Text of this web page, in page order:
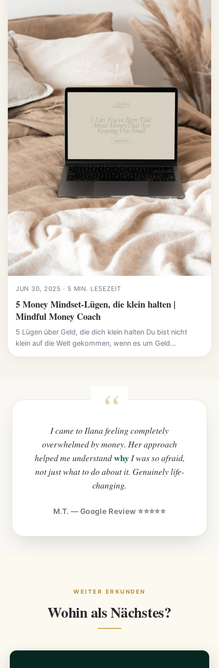
JUN 30, 2025 · 5 MIN. LESEZEIT
5 Money Mindset-Lügen, die klein halten |
Mindful Money Coach
5 Lügen über Geld, die dich klein halten Du bist nicht
klein auf die Welt gekommen, wenn es um Geld...
I came to Ilana feeling completely
overwhelmed by money. Her approach
helped me understandwhyI was so afraid,
not just what to do about it. Genuinely life-
changing.
M.T. — Google Review ⭐⭐⭐⭐⭐
WEITER ERKUNDEN
Wohin als Nächstes?